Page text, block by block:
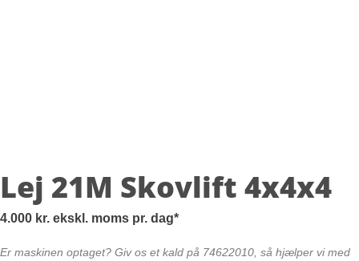
Lej 21M Skovlift 4x4x4
4.000 kr. ekskl. moms pr. dag
Er maskinen optaget? Giv os et kald på 74622010, så hjælper vi med